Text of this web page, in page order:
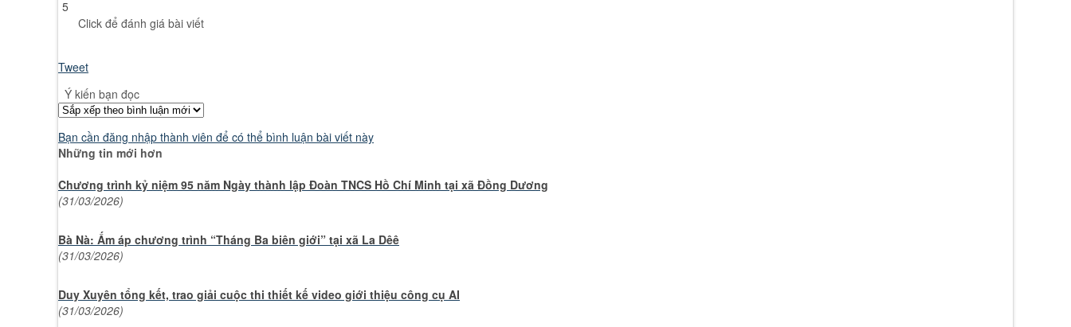
5
Click để đánh giá bài viết
Tweet
Ý kiến bạn đọc
Bạn cần đăng nhập thành viên để có thể bình luận bài viết này
Những tin mới hơn
Chương trình kỷ niệm 95 năm Ngày thành lập Đoàn TNCS Hồ Chí Minh tại xã Đồng Dương
(31/03/2026)
Bà Nà: Ấm áp chương trình “Tháng Ba biên giới” tại xã La Dêê
(31/03/2026)
Duy Xuyên tổng kết, trao giải cuộc thi thiết kế video giới thiệu công cụ AI
(31/03/2026)